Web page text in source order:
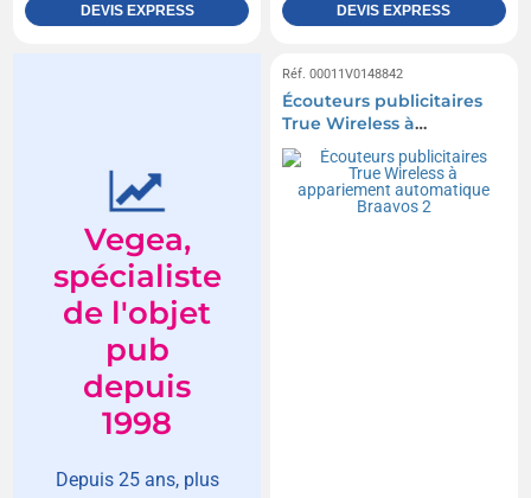
DEVIS EXPRESS DEVIS EXPRESS
Vegea,
spécialiste
de l'objet
pub
depuis
1998
Depuis 25 ans, plus
Réf. 00011V0148842
Écouteurs publicitaires
True Wireless à
appariement
automatique Braavos 2